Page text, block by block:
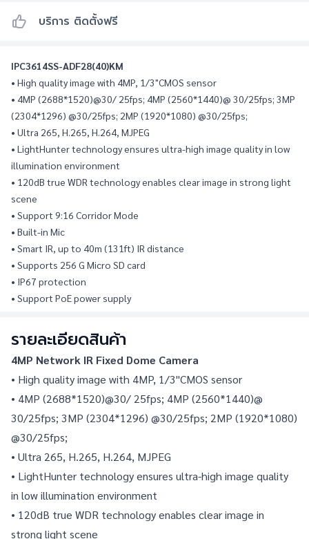
บริการ ติดตั้งฟรี
IPC3614SS-ADF28(40)KM
• High quality image with 4MP, 1/3"CMOS sensor
• 4MP (2688*1520)@30/ 25fps; 4MP (2560*1440)@ 30/25fps; 3MP
(2304*1296) @30/25fps; 2MP (1920*1080) @30/25fps;
• Ultra 265, H.265, H.264, MJPEG
• LightHunter technology ensures ultra-high image quality in low
illumination environment
• 120dB true WDR technology enables clear image in strong light
scene
• Support 9:16 Corridor Mode
• Built-in Mic
• Smart IR, up to 40m (131ft) IR distance
• Supports 256 G Micro SD card
• IP67 protection
• Support PoE power supply
รายละเอียดสินค้า
4MP Network IR Fixed Dome Camera
• High quality image with 4MP, 1/3"CMOS sensor
• 4MP (2688*1520)@30/ 25fps; 4MP (2560*1440)@
30/25fps; 3MP (2304*1296) @30/25fps; 2MP (1920*1080)
@30/25fps;
• Ultra 265, H.265, H.264, MJPEG
• LightHunter technology ensures ultra-high image quality
in low illumination environment
• 120dB true WDR technology enables clear image in
strong light scene